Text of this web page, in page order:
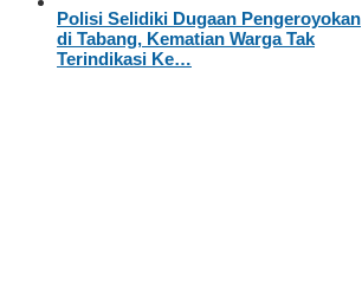
Polisi Selidiki Dugaan Pengeroyokan
di Tabang, Kematian Warga Tak
Terindikasi Ke…